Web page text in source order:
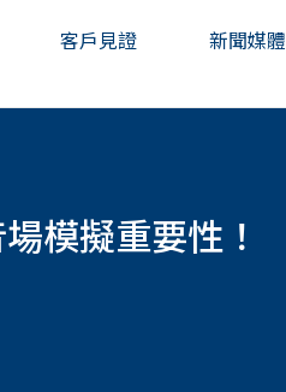
客戶見證 新聞媒體
模擬重要性！